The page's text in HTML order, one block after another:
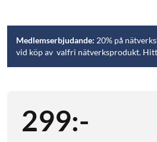
Medlemserbjudande: 20% på
vid köp av valfri nätverksprodukt.
299:-